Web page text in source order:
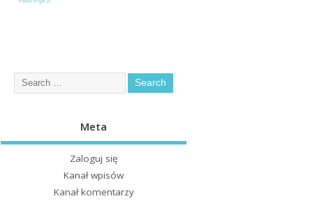
Meta
Zaloguj się
Kanał wpisów
Kanał komentarzy